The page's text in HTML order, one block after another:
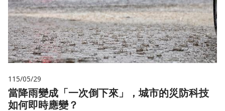
115/05/29
當降雨變成「一次倒下來」，城市的災防科技
如何即時應變？